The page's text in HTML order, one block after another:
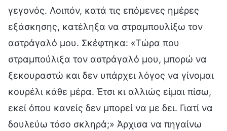
γεγονός. Λοιπόν, κατά τις επόμενες ημέρες
εξάσκησης, κατέληξα να στραμπουλίξω τον
αστράγαλό μου. Σκέφτηκα: «Τώρα που
στραμπούλιξα τον αστράγαλό μου, μπορώ να
ξεκουραστώ και δεν υπάρχει λόγος να γίνομαι
κουρέλι κάθε μέρα. Έτσι κι αλλιώς είμαι πίσω,
εκεί όπου κανείς δεν μπορεί να με δει. Γιατί να
δουλεύω τόσο σκληρά;» Άρχισα να πηγαίνω